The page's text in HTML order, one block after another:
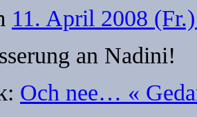
11. April 2008
an Nadini!
Och nee… «